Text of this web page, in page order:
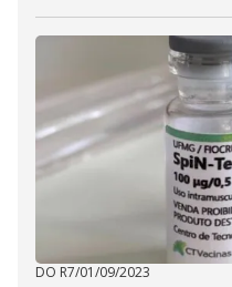
DO R7/01/09/2023